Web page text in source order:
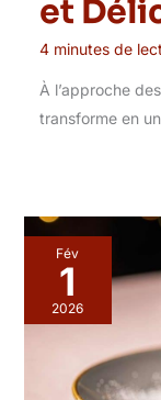
et
4 minutes de
À l’approche
transforme en
Fév
1
2026